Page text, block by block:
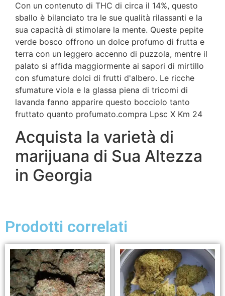
Con un contenuto di THC di circa il 14%, questo
sballo è bilanciato tra le sue qualità rilassanti e la
sua capacità di stimolare la mente. Queste pepite
verde bosco offrono un dolce profumo di frutta e
terra con un leggero accenno di puzzola, mentre il
palato si affida maggiormente ai sapori di mirtillo
con sfumature dolci di frutti d'albero. Le ricche
sfumature viola e la glassa piena di tricomi di
lavanda fanno apparire questo bocciolo tanto
fruttato quanto profumato.compra Lpsc X Km 24
Acquista la varietà di
marijuana di Sua Altezza
in Georgia
Prodotti correlati